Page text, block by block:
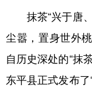
抹茶“兴于唐、
尘嚣，置身世外
自历史深处的“抹
东平县正式发布